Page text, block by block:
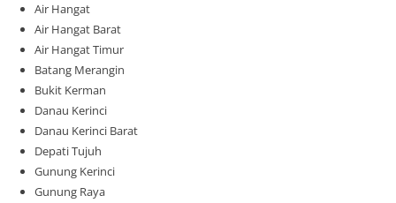
Air Hangat
Air Hangat Barat
Air Hangat Timur
Batang Merangin
Bukit Kerman
Danau Kerinci
Danau Kerinci Barat
Depati Tujuh
Gunung Kerinci
Gunung Raya